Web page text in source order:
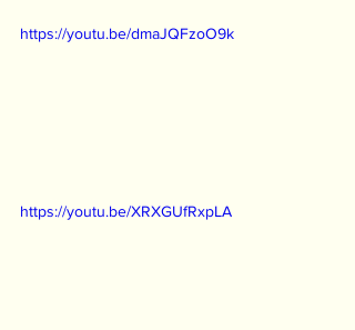
https://youtu.be/dmaJQFzoO9k
https://youtu.be/XRXGUfRxpLA